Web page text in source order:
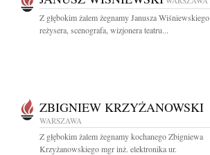
Z głębokim żalem żegnamy Janusza Wiśniewskiego
reżysera, scenografa, wizjonera teatru...
ZBIGNIEW KRZYŻANOWSKI
WARSZAWA
Z głębokim żalem żegnamy kochanego Zbigniewa
Krzyżanowskiego mgr inż. elektronika ur.